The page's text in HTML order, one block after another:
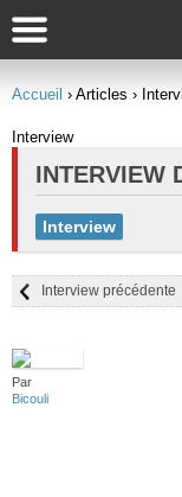
Accueil › Articles ›
Interview
INTERVIEW
Interview
Interview précédente
Par
Bicouli